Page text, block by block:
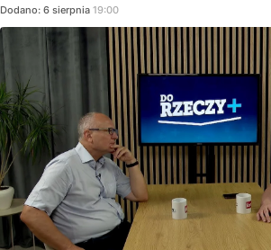
Dodano: 6 sierpnia 19:00